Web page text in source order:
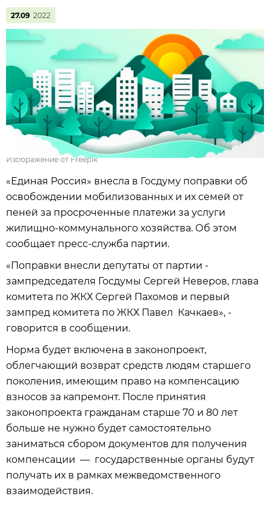
27.09 2022
Изображение от Freepik
«Единая Россия» внесла в Госдуму поправки об
освобождении мобилизованных и их семей от
пеней за просроченные платежи за услуги
жилищно-коммунального хозяйства. Об этом
сообщает пресс-служба партии.
«Поправки внесли депутаты от партии -
зампредседателя Госдумы Сергей Неверов, глава
комитета по ЖКХ Сергей Пахомов и первый
зампред комитета по ЖКХ Павел Качкаев», -
говорится в сообщении.
Норма будет включена в законопроект,
облегчающий возврат средств людям старшего
поколения, имеющим право на компенсацию
взносов за капремонт. После принятия
законопроекта гражданам старше 70 и 80 лет
больше не нужно будет самостоятельно
заниматься сбором документов для получения
компенсации — государственные органы будут
получать их в рамках межведомственного
взаимодействия.